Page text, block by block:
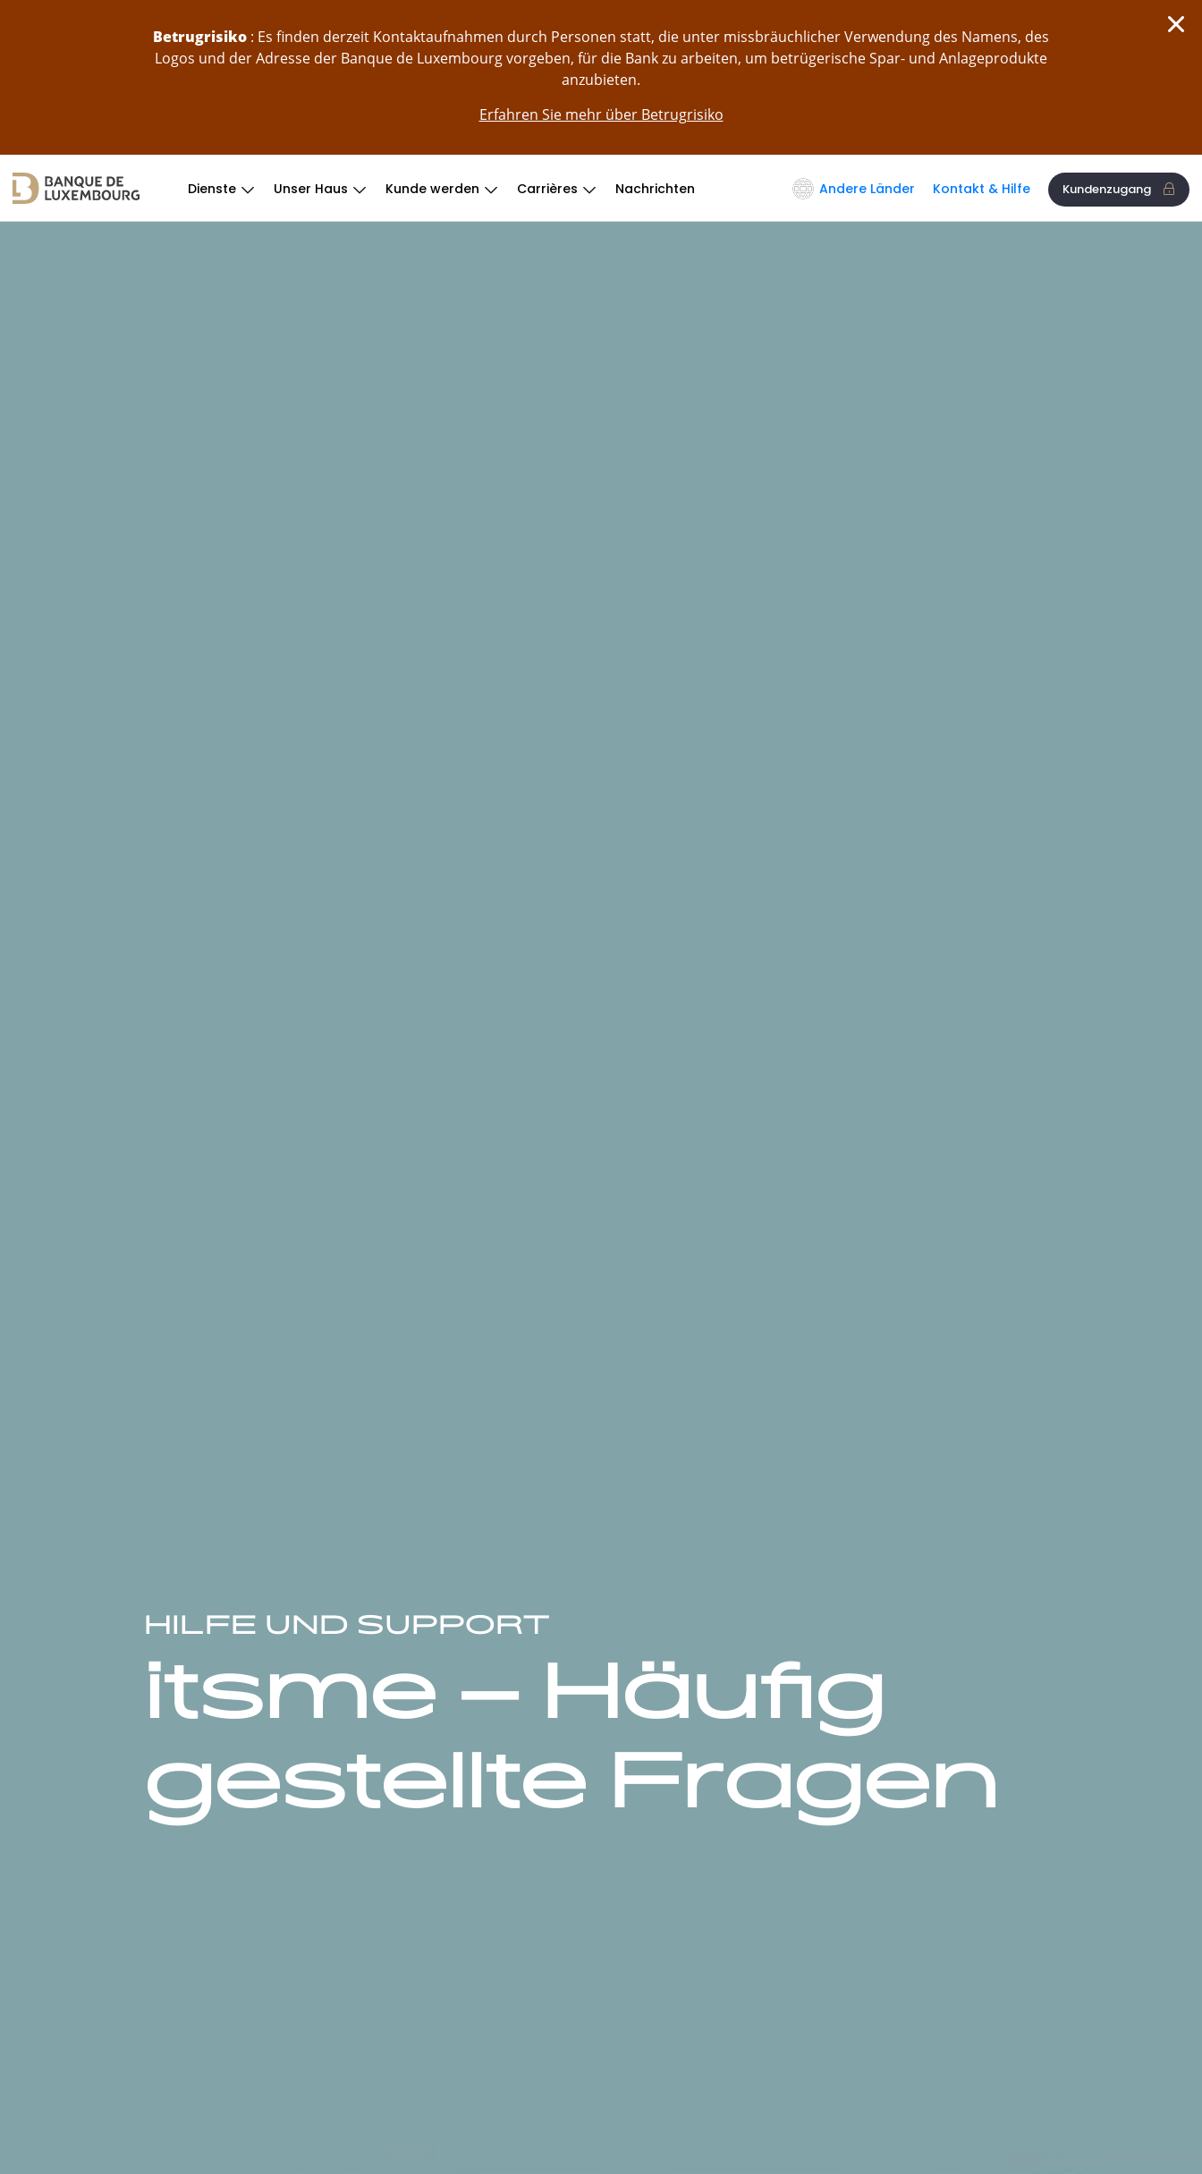
Betrugrisiko : Es finden derzeit Kontaktaufnahmen durch Personen statt, die unter missbräuchlicher Verwendung des Namens, des
Logos und der Adresse der Banque de Luxembourg vorgeben, für die Bank zu arbeiten, um betrügerische Spar- und Anlageprodukte
anzubieten.
Erfahren Sie mehr über Betrugrisiko
Dienste Unser Haus Kunde werden Carrières Nachrichten Andere Länder Kontakt & Hilfe Kundenzugang
HILFE UND SUPPORT
itsme – Häufig
gestellte Fragen